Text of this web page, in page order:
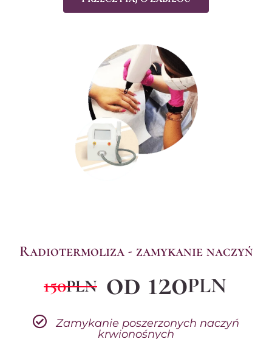
Radiotermoliza - zamykanie naczyń
150PLN od 120PLN
Zamykanie poszerzonych naczyń
krwionośnych